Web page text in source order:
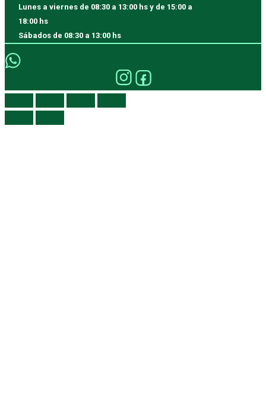
Lunes a viernes de 08:30 a 13:00 hs y de 15:00 a
18:00 hs
Sábados de 08:30 a 13:00 hs